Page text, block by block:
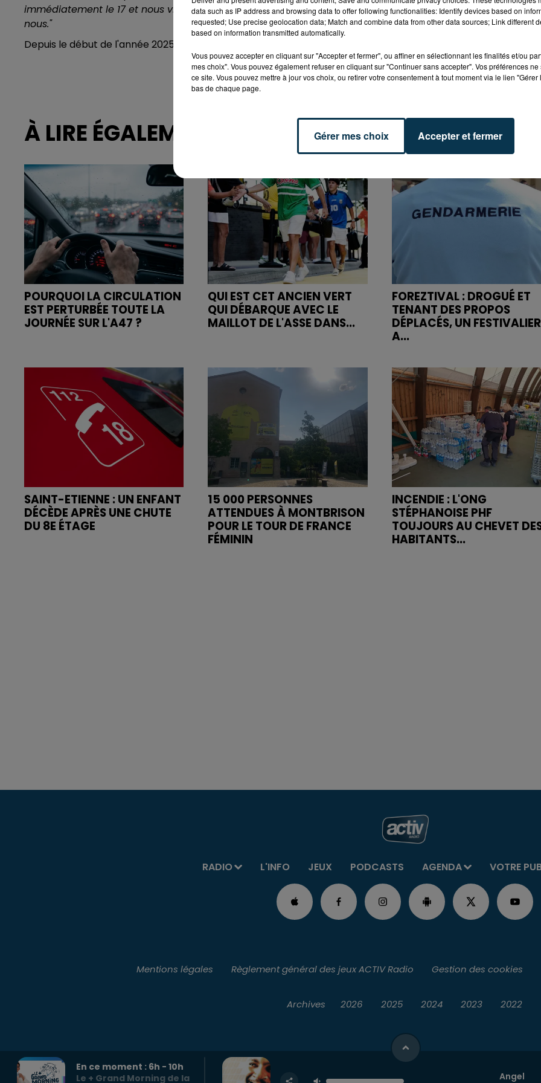
immédiatement le 17 et nous viendrons le plus vite possible. Ces appels sont désormais une priorité pour
nous."
Depuis le début de l'année 2025, 20 arnaques ont été rescencées.
À LIRE ÉGALEMENT
POURQUOI LA CIRCULATION
EST PERTURBÉE TOUTE LA
JOURNÉE SUR L'A47 ?
QUI EST CET ANCIEN VERT
QUI DÉBARQUE AVEC LE
MAILLOT DE L'ASSE DANS...
FOREZTIVAL : DROGUÉ ET
TENANT DES PROPOS
DÉPLACÉS, UN FESTIVALIER
A...
SAINT-ETIENNE : UN ENFANT
DÉCÈDE APRÈS UNE CHUTE
DU 8E ÉTAGE
15 000 PERSONNES
ATTENDUES À MONTBRISON
POUR LE TOUR DE FRANCE
FÉMININ
INCENDIE : L'ONG
STÉPHANOISE PHF
TOUJOURS AU CHEVET
HABITANTS...
RADIO L'INFO JEUX PODCASTS AGENDA VOTRE
En ce moment : 6h - 10h
Le + Grand Morning de la
Angel
Mentions légales Règlement général des jeux ACTIV Radio Gestion des cookies
Archives 2026 2025 2024 2023 2022
data such as IP address and browsing data to offer following functionalities: Identify devices based on
requested; Use precise geolocation data; Match and combine data from other data sources; Link different
based on information transmitted automatically.
Vous pouvez accepter en cliquant sur "Accepter et fermer", ou affiner en sélectionnant les finalités et/ou
mes choix". Vous pouvez également refuser en cliquant sur "Continuer sans accepter". Vos préférences
ce site. Vous pouvez mettre à jour vos choix, ou retirer votre consentement à tout moment via le lien
bas de chaque page.
Gérer mes choix Accepter et fermer